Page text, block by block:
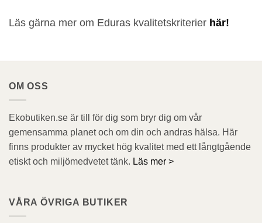
Läs gärna mer om Eduras kvalitetskriterier här!
OM OSS
Ekobutiken.se är till för dig som bryr dig om vår
gemensamma planet och om din och andras hälsa. Här
finns produkter av mycket hög kvalitet med ett långtgående
etiskt och miljömedvetet tänk. Läs mer >
VÅRA ÖVRIGA BUTIKER